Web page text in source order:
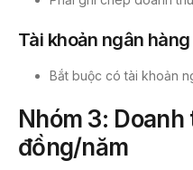
Tài khoản ngân hàng
Bắt buộc có tài khoản
Nhóm 3: Doanh
đồng/năm